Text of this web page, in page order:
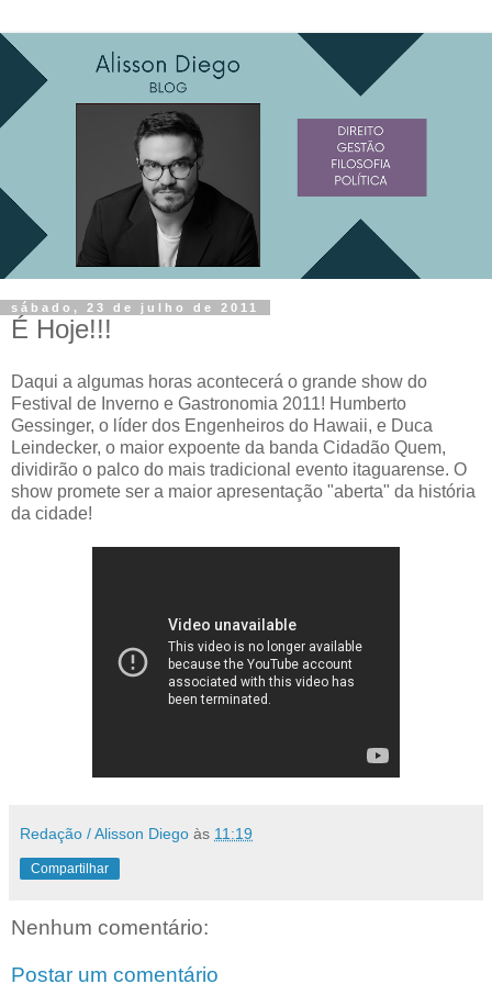
sábado, 23 de julho de 2011
É Hoje!!!
Daqui a algumas horas acontecerá o grande show do
Festival de Inverno e Gastronomia 2011! Humberto
Gessinger, o líder dos Engenheiros do Hawaii, e Duca
Leindecker, o maior expoente da banda Cidadão Quem,
dividirão o palco do mais tradicional evento itaguarense. O
show promete ser a maior apresentação "aberta" da história
da cidade!
Redação / Alisson Diego às 11:19
Compartilhar
Nenhum comentário:
Postar um comentário